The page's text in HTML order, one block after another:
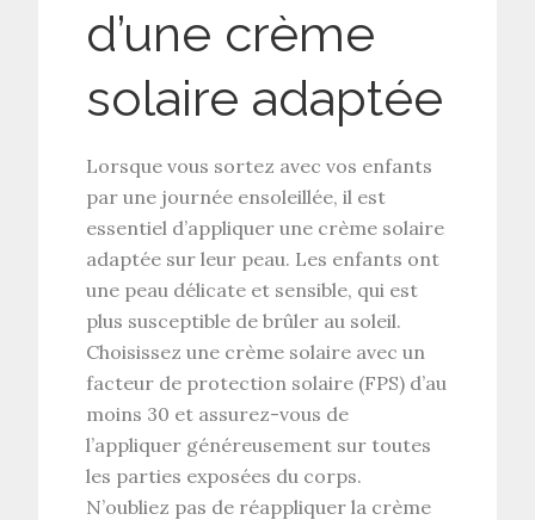
d’une crème
solaire adaptée
Lorsque vous sortez avec vos enfants
par une journée ensoleillée, il est
essentiel d’appliquer une crème solaire
adaptée sur leur peau. Les enfants ont
une peau délicate et sensible, qui est
plus susceptible de brûler au soleil.
Choisissez une crème solaire avec un
facteur de protection solaire (FPS) d’au
moins 30 et assurez-vous de
l’appliquer généreusement sur toutes
les parties exposées du corps.
N’oubliez pas de réappliquer la crème